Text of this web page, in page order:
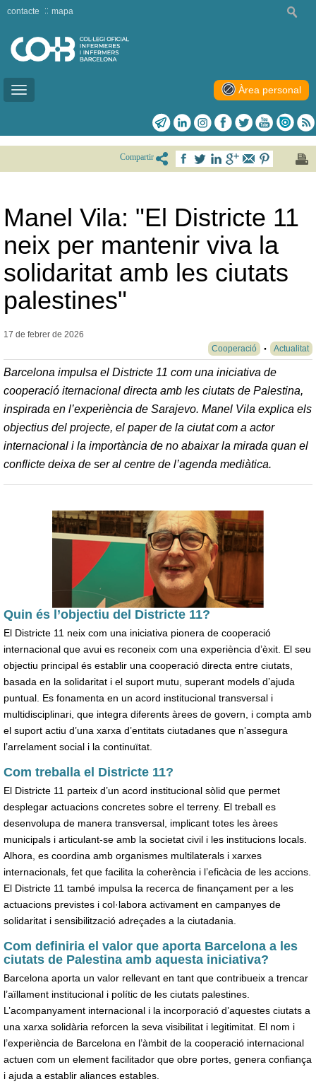
Toggle
contacte mapa
Àrea personal
Compartir
Manel Vila: "El Districte 11
neix per mantenir viva la
solidaritat amb les ciutats
palestines"
17 de febrer de 2026
Cooperació
Actualitat
Barcelona impulsa el Districte 11 com una iniciativa de
cooperació iternacional directa amb les ciutats de Palestina,
inspirada en l’experiència de Sarajevo. Manel Vila explica els
objectius del projecte, el paper de la ciutat com a actor
internacional i la importància de no abaixar la mirada quan el
conflicte deixa de ser al centre de l’agenda mediàtica.
Quin és l’objectiu del Districte 11?
El Districte 11 neix com una iniciativa pionera de cooperació
internacional que avui es reconeix com una experiència d’èxit. El seu
objectiu principal és establir una cooperació directa entre ciutats,
basada en la solidaritat i el suport mutu, superant models d’ajuda
puntual. Es fonamenta en un acord institucional transversal i
multidisciplinari, que integra diferents àrees de govern, i compta amb
el suport actiu d’una xarxa d’entitats ciutadanes que n’assegura
l’arrelament social i la continuïtat.
Com treballa el Districte 11?
El Districte 11 parteix d’un acord institucional sòlid que permet
desplegar actuacions concretes sobre el terreny. El treball es
desenvolupa de manera transversal, implicant totes les àrees
municipals i articulant-se amb la societat civil i les institucions locals.
Alhora, es coordina amb organismes multilaterals i xarxes
internacionals, fet que facilita la coherència i l’eficàcia de les accions.
El Districte 11 també impulsa la recerca de finançament per a les
actuacions previstes i col·labora activament en campanyes de
solidaritat i sensibilització adreçades a la ciutadania.
Com definiria el valor que aporta Barcelona a les
ciutats de Palestina amb aquesta iniciativa?
Barcelona aporta un valor rellevant en tant que contribueix a trencar
l’aïllament institucional i polític de les ciutats palestines.
L’acompanyament internacional i la incorporació d’aquestes ciutats a
una xarxa solidària reforcen la seva visibilitat i legitimitat. El nom i
l’experiència de Barcelona en l’àmbit de la cooperació internacional
actuen com un element facilitador que obre portes, genera confiança
i ajuda a establir aliances estables.